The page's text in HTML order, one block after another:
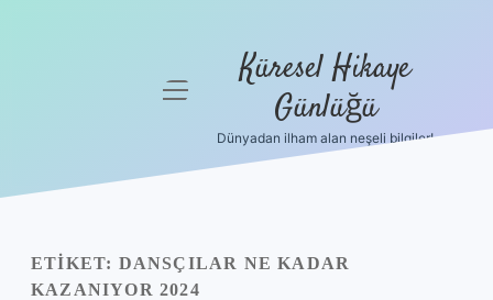
Yasal Uyarı
menüyü
Küresel Hikaye
Günlüğü
Dünyadan ilham alan neşeli bilgiler!
ETIKET: DANSÇILAR NE KADAR
KAZANIYOR 2024